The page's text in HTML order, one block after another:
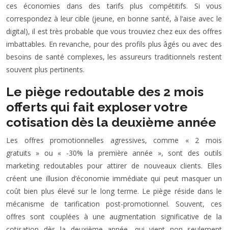
ces économies dans des tarifs plus compétitifs. Si vous
correspondez à leur cible (jeune, en bonne santé, à l’aise avec le
digital), il est très probable que vous trouviez chez eux des offres
imbattables. En revanche, pour des profils plus âgés ou avec des
besoins de santé complexes, les assureurs traditionnels restent
souvent plus pertinents.
Le piège redoutable des 2 mois
offerts qui fait exploser votre
cotisation dès la deuxième année
Les offres promotionnelles agressives, comme « 2 mois
gratuits » ou « -30% la première année », sont des outils
marketing redoutables pour attirer de nouveaux clients. Elles
créent une illusion d’économie immédiate qui peut masquer un
coût bien plus élevé sur le long terme. Le piège réside dans le
mécanisme de tarification post-promotionnel. Souvent, ces
offres sont couplées à une augmentation significative de la